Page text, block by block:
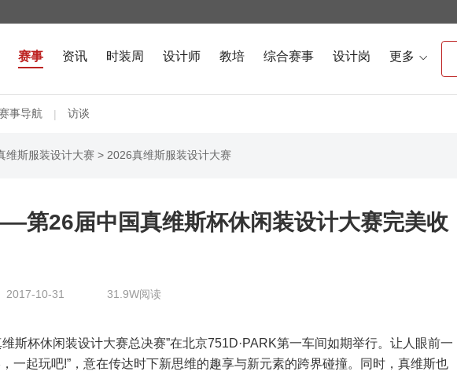
赛事 资讯 时装周 设计师 教培 综合赛事 设计岗 更多 
事导航 | 访谈
维斯服装设计大赛 > 2026真维斯服装设计大赛
第26届中国真维斯杯休闲装设计大赛完美收
2017-10-31 31.9W阅读
斯杯休闲装设计大赛总决赛”在北京751D·PARK第一车间如期举行。让人眼前一
一起玩吧!”，意在传达时下新思维的趣享与新元素的跨界碰撞。同时，真维斯也